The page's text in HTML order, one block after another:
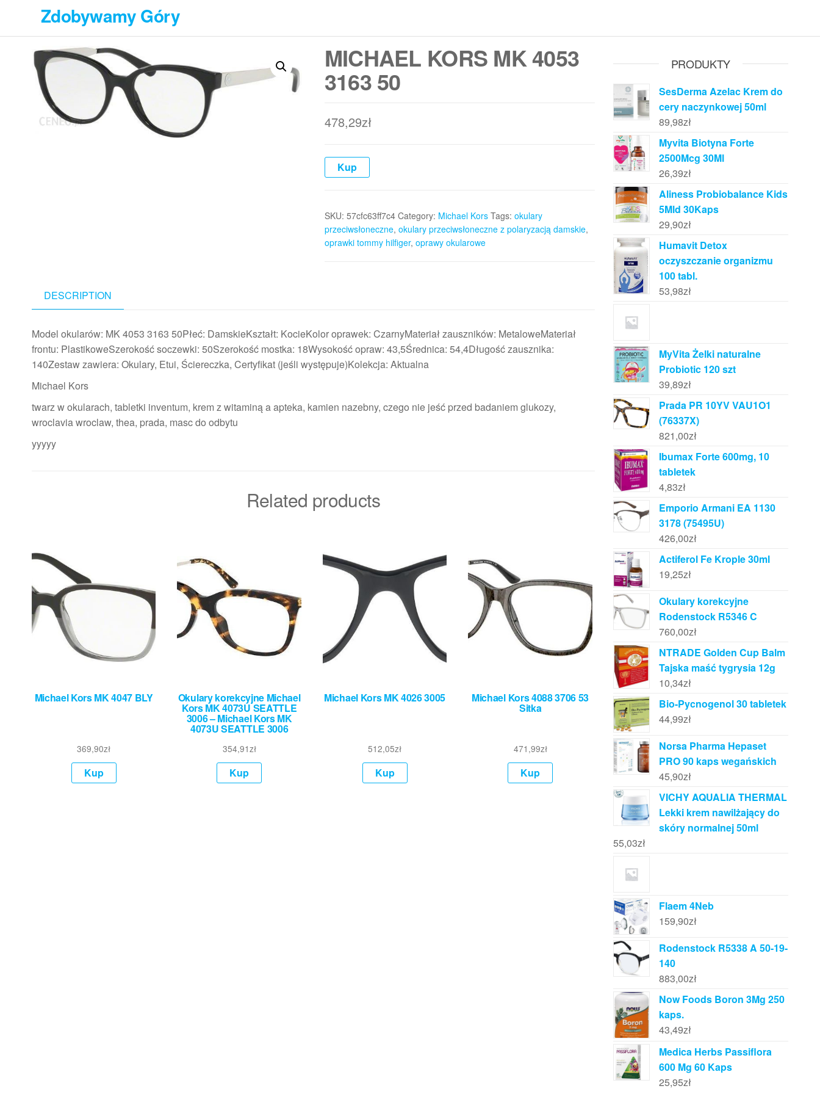
treści
Zdobywamy Góry
MICHAEL KORS MK 4053
3163 50
478,29zł
Kup
SKU: 57cfc63ff7c4 Category: Michael Kors Tags: okulary
przeciwsłoneczne, okulary przeciwsłoneczne z polaryzacją damskie,
oprawki tommy hilfiger, oprawy okularowe
DESCRIPTION
Model okularów: MK 4053 3163 50Płeć: DamskieKształt: KocieKolor oprawek: CzarnyMateriał zauszników: MetaloweMateriał
frontu: PlastikoweSzerokość soczewki: 50Szerokość mostka: 18Wysokość opraw: 43,5Średnica: 54,4Długość zausznika:
140Zestaw zawiera: Okulary, Etui, Ściereczka, Certyfikat (jeśli występuje)Kolekcja: Aktualna
Michael Kors
twarz w okularach, tabletki inventum, krem z witaminą a apteka, kamien nazebny, czego nie jeść przed badaniem glukozy,
wroclavia wroclaw, thea, prada, masc do odbytu
yyyyy
Related products
Michael Kors MK 4047 BLY
369,90zł
Kup
Okulary korekcyjne Michael
Kors MK 4073U SEATTLE
3006 – Michael Kors MK
4073U SEATTLE 3006
354,91zł
Kup
Michael Kors MK 4026 3005
512,05zł
Kup
Michael Kors 4088 3706 53
Sitka
471,99zł
Kup
PRODUKTY
SesDerma Azelac Krem do
cery naczynkowej 50ml
89,98zł
Myvita Biotyna Forte
2500Mcg 30Ml
26,39zł
Aliness Probiobalance Kids
5Mld 30Kaps
29,90zł
Humavit Detox
oczyszczanie organizmu
100 tabl.
53,98zł
MyVita Żelki naturalne
Probiotic 120 szt
39,89zł
Prada PR 10YV VAU1O1
(76337X)
821,00zł
Ibumax Forte 600mg, 10
tabletek
4,83zł
Emporio Armani EA 1130
3178 (75495U)
426,00zł
Actiferol Fe Krople 30ml
19,25zł
Okulary korekcyjne
Rodenstock R5346 C
760,00zł
NTRADE Golden Cup Balm
Tajska maść tygrysia 12g
10,34zł
Bio-Pycnogenol 30 tabletek
44,99zł
Norsa Pharma Hepaset
PRO 90 kaps wegańskich
45,90zł
VICHY AQUALIA THERMAL
Lekki krem nawilżający do
skóry normalnej 50ml
55,03zł
Flaem 4Neb
159,90zł
Rodenstock R5338 A 50-19-
140
883,00zł
Now Foods Boron 3Mg 250
kaps.
43,49zł
Medica Herbs Passiflora
600 Mg 60 Kaps
25,95zł